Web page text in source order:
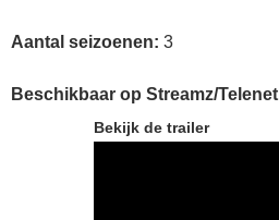
Aantal seizoenen: 3
Beschikbaar op Streamz/Telenet
Bekijk de trailer